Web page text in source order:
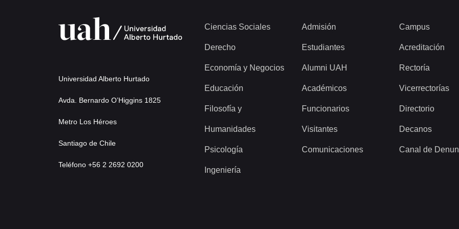
Universidad Alberto Hurtado
Avda. Bernardo O’Higgins 1825
Metro Los Héroes
Santiago de Chile
Teléfono +56 2 2692 0200
Ciencias Sociales
Derecho
Economía y Negocios
Educación
Filosofía y
Humanidades
Psicología
Ingeniería
Admisión
Estudiantes
Alumni UAH
Académicos
Funcionarios
Visitantes
Comunicaciones
Campus
Acreditación
Rectoría
Vicerrectorías
Directorio
Decanos
Canal de